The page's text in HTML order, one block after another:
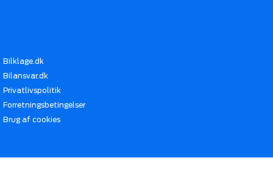
Bilklage.dk
Bilansvar.dk
Privatlivspolitik
Forretningsbetingelser
Brug af cookies